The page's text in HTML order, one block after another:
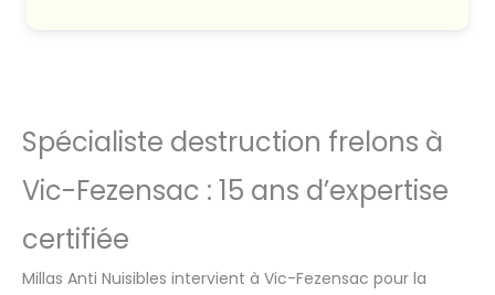
Spécialiste destruction frelons à
Vic-Fezensac : 15 ans d’expertise
certifiée
Millas Anti Nuisibles intervient à Vic-Fezensac pour la